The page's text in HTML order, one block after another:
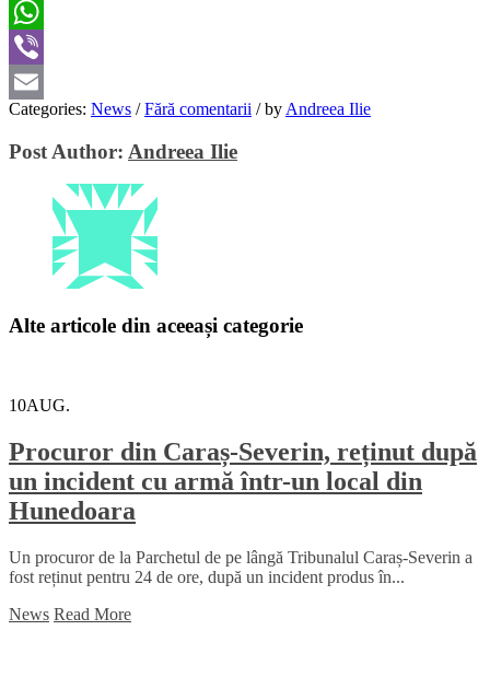
Twitter
WhatsApp
Viber
Email
Categories: News / Fără comentarii /by Andreea Ilie
Post Author: Andreea Ilie
Alte articole din aceeași categorie
10AUG.
Procuror din Caraș-Severin, reținut după
un incident cu armă într-un local din
Hunedoara
Un procuror de la Parchetul de pe lângă Tribunalul Caraș-Severin a
fost reținut pentru 24 de ore, după un incident produs în...
News Read More